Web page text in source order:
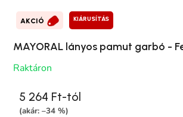
AKCIÓ KIÁRUSÍTÁS
MAYORAL lányos pamut garbó -
Raktáron
5 264 Ft-tól
(akár: –34 %)